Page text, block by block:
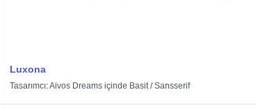
Luxona
Tasarımcı:Aivos Dreams içinde Basit/Sansserif